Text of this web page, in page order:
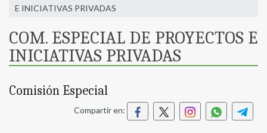
E INICIATIVAS PRIVADAS
COM. ESPECIAL DE PROYECTOS E
INICIATIVAS PRIVADAS
Comisión Especial
Compartir en: